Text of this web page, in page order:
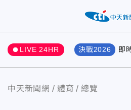
LIVE 24HR 決戰2026 即
中天新聞網 體育 總覽